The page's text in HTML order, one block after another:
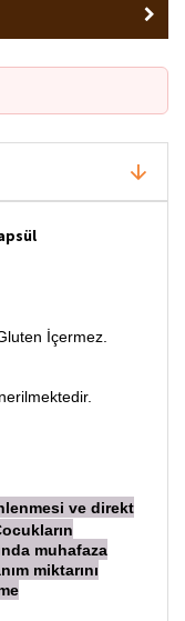
İçermez.
ve direkt
muhafaza
miktarını